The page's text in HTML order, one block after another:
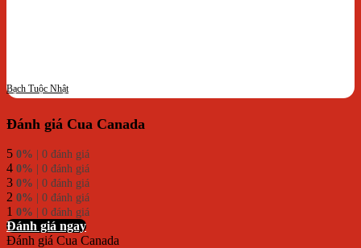
Bạch Tuộc Nhật
Đánh giá Cua Canada
5 0% | 0 đánh giá
4 0% | 0 đánh giá
3 0% | 0 đánh giá
2 0% | 0 đánh giá
1 0% | 0 đánh giá
Đánh giá ngay
Đánh giá Cua Canada